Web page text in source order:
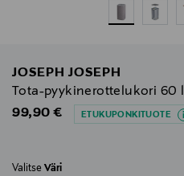
JOSEPH JOSEPH
Tota-pyykinerottelukori 60 l
Original Price
99,90 € ETUKUPONKITUOTE
Valitse Väri